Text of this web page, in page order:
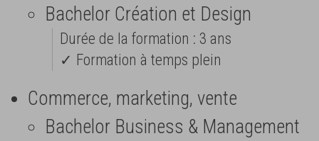
Bachelor Création et Design
Durée de la formation : 3 ans
✓ Formation à temps plein
Commerce, marketing, vente
Bachelor Business & Management